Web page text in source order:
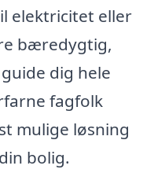
elektricitet eller
bæredygtig,
dig hele
fagfolk
mulige løsning
bolig.